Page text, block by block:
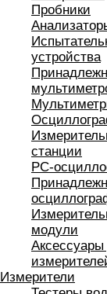
Пробники
устройства
станции
РС-
модули
Аксессуары
Измерители